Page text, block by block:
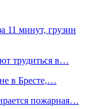
11 минут, грузин
трудиться в…
в Бресте,…
пожарная…